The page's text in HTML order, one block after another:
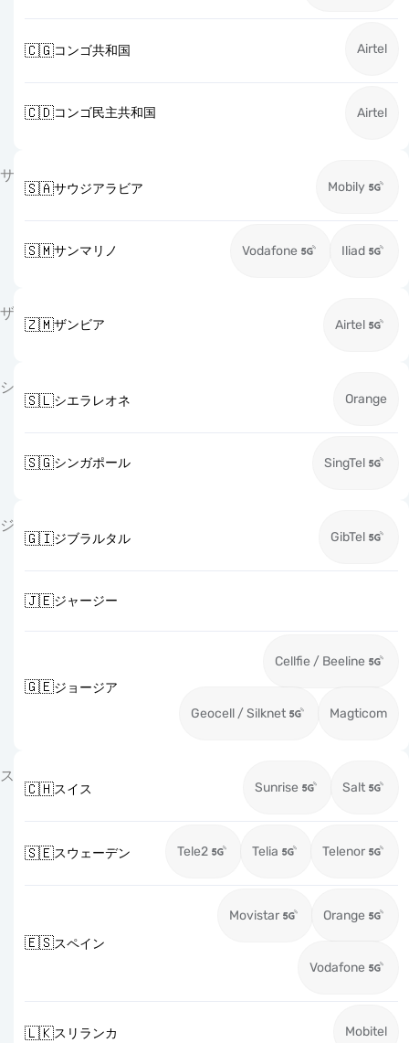
🇨🇬コンゴ共和国 Airtel
🇨🇩コンゴ民主共和国 Airtel
サ
🇸🇦サウジアラビア Mobily
🇸🇲サンマリノ Vodafone Iliad
ザ
🇿🇲ザンビア Airtel
シ
🇸🇱シエラレオネ Orange
🇸🇬シンガポール SingTel
ジ
🇬🇮ジブラルタル GibTel
🇯🇪ジャージー
🇬🇪ジョージア
Cellfie / Beeline
Geocell / Silknet Magticom
ス
🇨🇭スイス Sunrise Salt
🇸🇪スウェーデン Tele2 Telia Telenor
🇪🇸スペイン
Movistar Orange
Vodafone
🇱🇰スリランカ Mobitel